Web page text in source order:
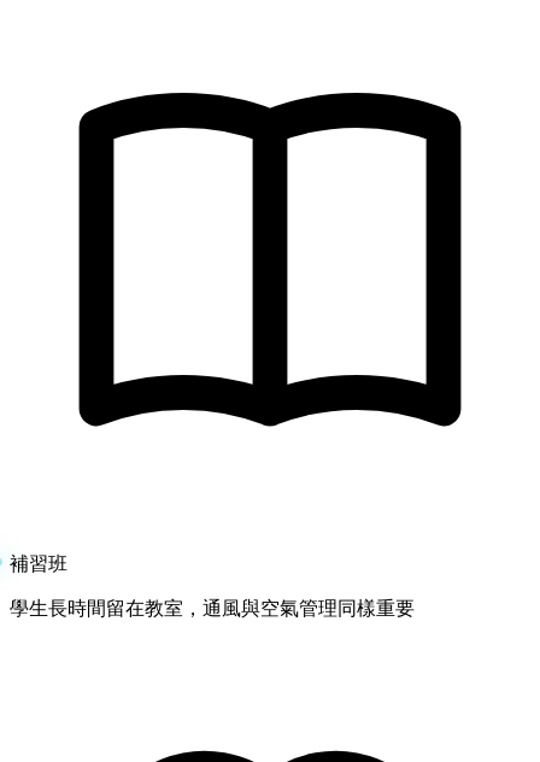
補習班
學生長時間留在教室，通風與空氣管理同樣重要